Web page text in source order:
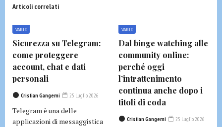
Articoli correlati
VARIE
Sicurezza su Telegram:
come proteggere
account, chat e dati
personali
Cristian Gangemi 25 Luglio 2026
Telegram è una delle
applicazioni di messaggistica
VARIE
Dal binge watching alle
community online:
perché oggi
l’intrattenimento
continua anche dopo i
titoli di coda
Cristian Gangemi 25 Luglio 2026